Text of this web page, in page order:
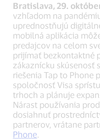
Bratislava, 29.
vzhľadom na
uprednostňujú
mobilná aplikácia
predajcov na celom
prijímať bezkontaktné
zákaznícku skúsenosť
riešenia Tap to Phone
spoločnosť Visa
trhoch a plánuje
Nárast používania
dosiahnuť
partnerov, vrátane
Phone.